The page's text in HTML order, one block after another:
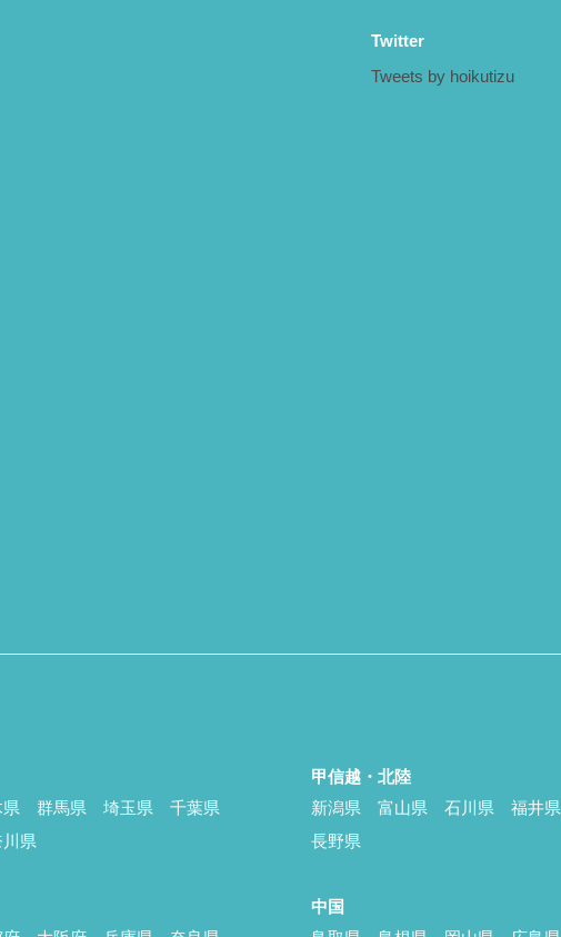
Twitter
Tweets by hoikutizu
群馬県 埼玉県
千葉県
県
甲信越・北陸
新潟県
富山県 石川県 福井県
長野県
中国